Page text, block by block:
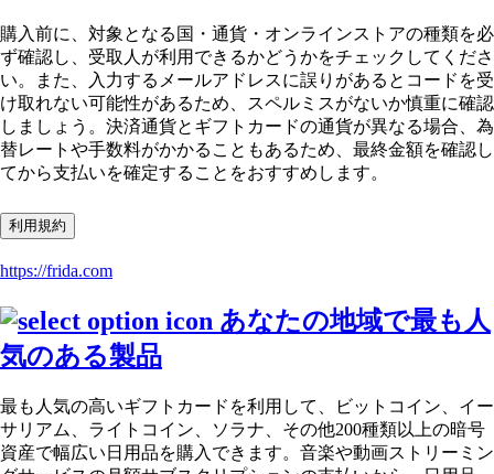
購入前に、対象となる国・通貨・オンラインストアの種類を必
ず確認し、受取人が利用できるかどうかをチェックしてくださ
い。また、入力するメールアドレスに誤りがあるとコードを受
け取れない可能性があるため、スペルミスがないか慎重に確認
しましょう。決済通貨とギフトカードの通貨が異なる場合、為
替レートや手数料がかかることもあるため、最終金額を確認し
てから支払いを確定することをおすすめします。
利用規約
https://frida.com
あなたの地域で最も人
気のある製品
最も人気の高いギフトカードを利用して、ビットコイン、イー
サリアム、ライトコイン、ソラナ、その他200種類以上の暗号
資産で幅広い日用品を購入できます。音楽や動画ストリーミン